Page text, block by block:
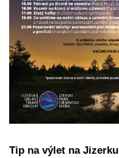
Tip na výlet na Jizerku